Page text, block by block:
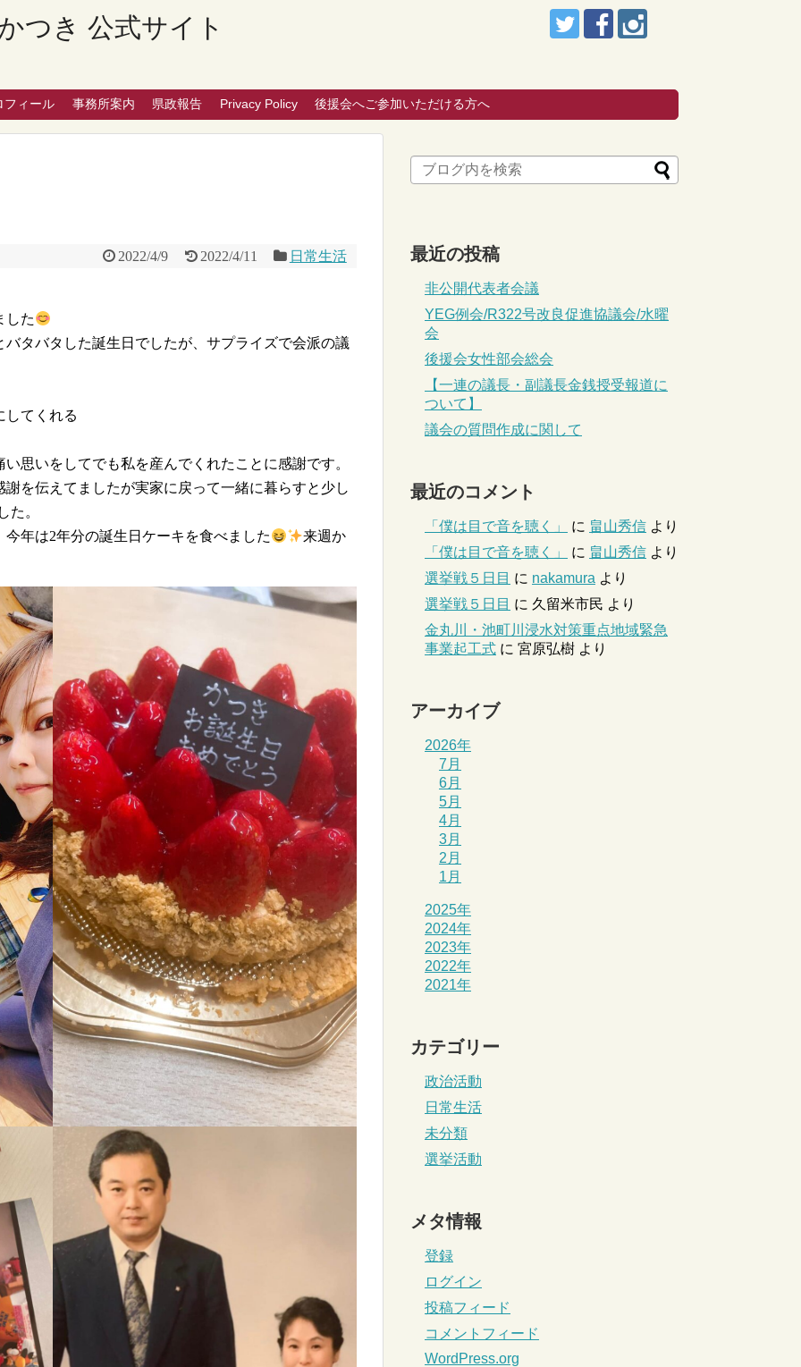
つき 公式サイト
フィール 事務所案内 県政報告 Privacy Policy 後援会へご参加いただける方へ
2022/4/9 2022/4/11 日常生活
した
タバタした誕生日でしたが、サプライズで会派の議
してくれる
思いをしてでも私を産んでくれたことに感謝です。
を伝えてましたが実家に戻って一緒に暮らすと少し
た。
年は2年分の誕生日ケーキを食べました
来週か
最近の投稿
非公開代表者会議
YEG例会/R322号改良促進協議会/水曜
会
後援会女性部会総会
【一連の議長・副議長金銭授受報道に
ついて】
議会の質問作成に関して
最近のコメント
「僕は目で音を聴く」 に 畠山秀信 より
「僕は目で音を聴く」
に 畠山秀信 より
選挙戦５日目 に nakamura より
選挙戦５日目 に 久留米市民 より
金丸川・池町川浸水対策重点地域緊急
事業起工式 に 宮原弘樹 より
アーカイブ
2026年
7月
6月
5月
4月
3月
2月
1月
2025年
2024年
2023年
2022年
2021年
カテゴリー
政治活動
日常生活
未分類
選挙活動
メタ情報
登録
ログイン
投稿フィード
コメントフィード
WordPress.org